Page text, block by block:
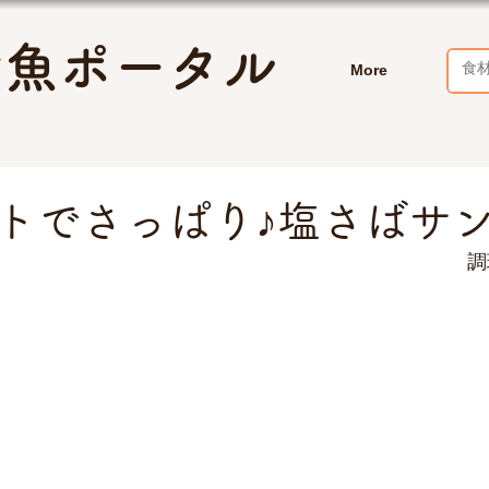
ポータル More
でさっぱり♪塩さばサ